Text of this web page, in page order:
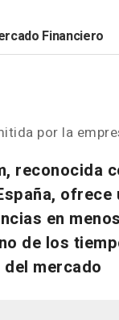
Financiero
por la
reconocida
ofrece
en
de los
mercado